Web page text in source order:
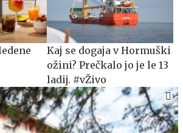
Kaj se dogaja v Hormuški
ožini? Prečkalo jo je le 13
ladij. #vŽivo